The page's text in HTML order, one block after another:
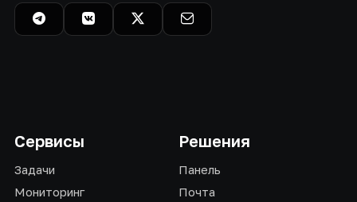
Сервисы
Задачи
Мониторинг
Решения
Панель
Почта